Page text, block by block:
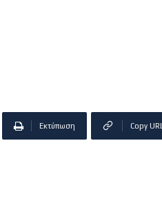
Εκτύπωση Copy URL